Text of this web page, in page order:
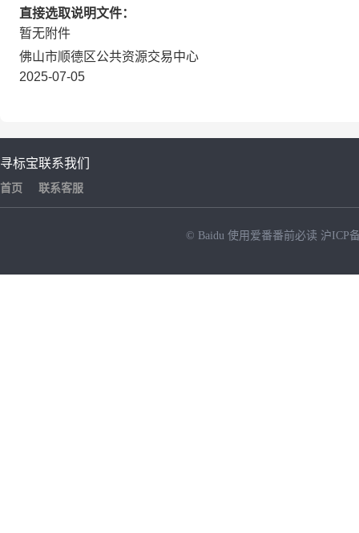
直接选取说明文件：
暂无附件
佛山市顺德区公共资源交易中心
2025-07-05
寻标宝
首页
联系我们
联系客服
© Baidu 使用爱番番前必读 沪ICP